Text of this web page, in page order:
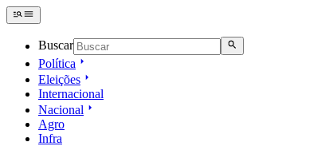
Buscar
Política
Eleições
Internacional
Nacional
Agro
Infra